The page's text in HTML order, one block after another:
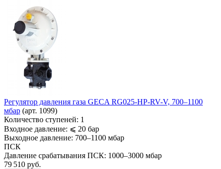
Регулятор давления газа GECA RG025-HP-RV-V, 700–1100
мбар (арт. 1099)
Количество ступеней: 1
Входное давление: ⩽ 20 бар
Выходное давление: 700–1100 мбар
ПСК
Давление срабатывания ПСК: 1000–3000 мбар
79 510 руб.